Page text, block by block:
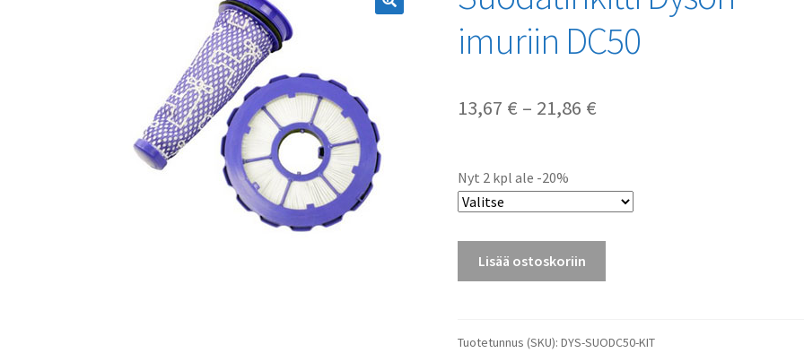
imuriin DC50
13,67 € – 21,86 €
21,86 €
Nyt 2 kpl ale -20%
määrä
Lisää ostoskoriin
Tuotetunnus (SKU):DYS-SUODC50-KIT